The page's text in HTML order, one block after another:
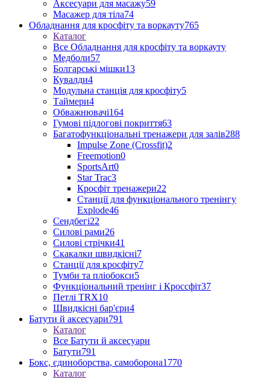
Аксесуари для масажу59
Масажер для тіла74
Обладнання для кросфіту та воркауту765
Каталог
Все Обладнання для кросфіту та воркауту
Медболи57
Болгарські мішки13
Кувалди4
Модульна станція для кросфіту5
Таймери4
Обважнювачі164
Гумові підлогові покриття63
Багатофункціональні тренажери для залів288
Impulse Zone (Crossfit)2
Freemotion0
SportsArt0
Star Trac3
Кросфіт тренажери22
Станції для функціонального тренінгу
Explode46
Сендбегі22
Силові рами26
Силові стрічки41
Скакалки швидкісні7
Станції для кросфіту7
Тумби та пліобокси5
Функціональний тренінг і Кроссфіт37
Петлі TRX10
Швидкісні бар'єри4
Батути й аксесуари791
Каталог
Все Батути й аксесуари
Батути791
Бокс, єдиноборства, самоборона1770
Каталог